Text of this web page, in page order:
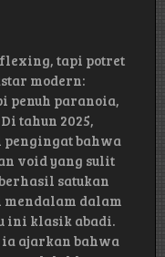
flexing, tapi potret
modern:
penuh paranoia,
tahun 2025,
pengingat bahwa
void yang sulit
satukan
dalam
ini klasik abadi.
ajarkan bahwa